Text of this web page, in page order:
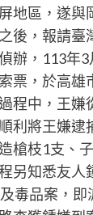
地區，遂與
後，報請臺
辦，113年
票，於高雄
程中，王嫌
利將王嫌逮
槍枝1支、
另知悉友人
毒品案，即